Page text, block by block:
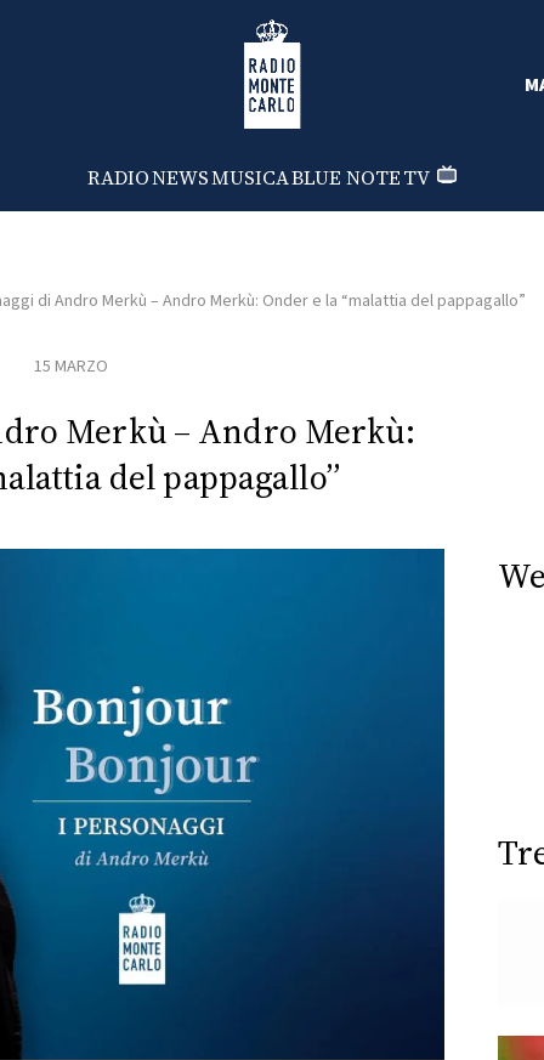
Radio Monte Carlo
RADIONEWSMUSICABLUE NOTETV
di Andro Merkù – Andro Merkù: Onder e la “malattia del pappagallo”
15 MARZO
Merkù – Andro Merkù:
del pappagallo”